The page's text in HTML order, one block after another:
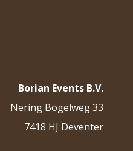
Borian Events B.V.
Nering Bögelweg 33
7418 HJ Deventer